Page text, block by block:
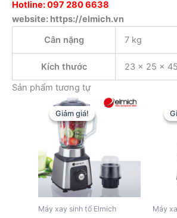
Hotline: 097 280 6638
website: https://elmich.vn
Cân nặng
7 kg
Kích thước
23 × 25 ×
Sản phẩm tương tự
Giảm giá!
Giảm giá!
Máy xay sinh tố Elmich Máy